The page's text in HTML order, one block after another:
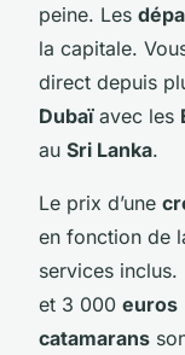
peine. Les
la capitale.
direct depuis
Dubaïavec les
au Sri Lanka.
Le prix d’une
en fonction de
services
et 3 000 euros
catamarans